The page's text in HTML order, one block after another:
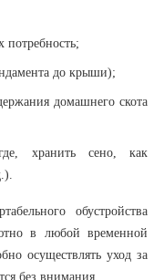
потребность;
до крыши);
домашнего скота
хранить сено, как
обустройства
в любой временной
осуществлять уход за
без внимания.